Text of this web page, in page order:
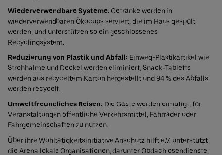
Wiederverwendbare Systeme: Getränke werden in
wiederverwendbaren Ökocups serviert, die im Haus gespült
werden, und unterstützen so ein geschlossenes
Recyclingsystem.
Reduzierung von Plastik und Abfall: Einweg-Plastikartikel wie
Strohhalme und Deckel werden eliminiert, Snack-Tabletts
werden aus recyceltem Karton hergestellt und 94 % des Abfalls
werden recycelt.
Umweltfreundliches Reisen: Die Gäste werden ermutigt, für
Veranstaltungen öffentliche Verkehrsmittel, Fahrräder oder
Fahrgemeinschaften zu nutzen.
Über ihre Wohltätigkeitsinitiative Anschutz hilft e.V. unterstützt
die Arena lokale Organisationen, darunter Obdachlosendienste,